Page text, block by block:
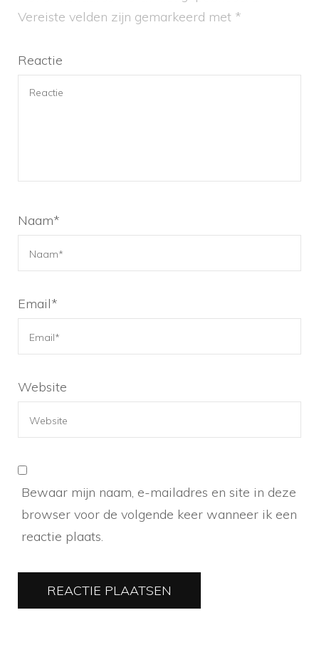
Vereiste velden zijn gemarkeerd met *
Reactie
Naam*
Email*
Website
Bewaar mijn naam, e-mailadres en site in deze
browser voor de volgende keer wanneer ik een
reactie plaats.